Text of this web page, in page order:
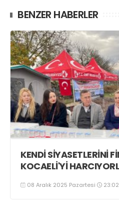
BENZER HABERLER
KENDİ SİYASETLERİNİ
KOCAELİ'Yİ
08 Aralık 2025 Pazartesi 23:02